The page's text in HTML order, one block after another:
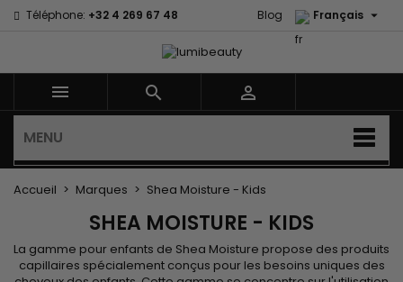
Téléphone: +32 4 269 67 48 Français 
Blog
  
MENU
Accueil Marques Shea Moisture - Kids
SHEA MOISTURE - KIDS
La gamme pour enfants de Shea Moisture propose des produits
capillaires spécialement conçus pour les besoins uniques des